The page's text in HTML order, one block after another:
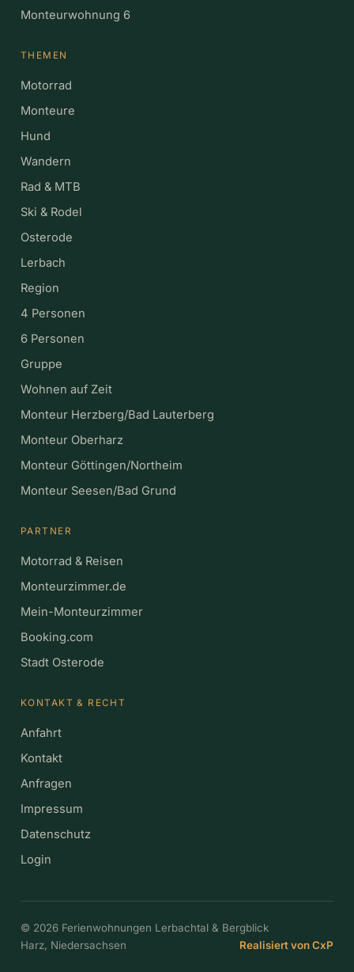
Monteurwohnung 6
THEMEN
Motorrad
Monteure
Hund
Wandern
Rad & MTB
Ski & Rodel
Osterode
Lerbach
Region
4 Personen
6 Personen
Gruppe
Wohnen auf Zeit
Monteur Herzberg/Bad Lauterberg
Monteur Oberharz
Monteur Göttingen/Northeim
Monteur Seesen/Bad Grund
PARTNER
Motorrad & Reisen
Monteurzimmer.de
Mein-Monteurzimmer
Booking.com
Stadt Osterode
KONTAKT & RECHT
Anfahrt
Kontakt
Anfragen
Impressum
Datenschutz
Login
© 2026 Ferienwohnungen Lerbachtal & Bergblick
Harz, Niedersachsen
Realisiert von CxP